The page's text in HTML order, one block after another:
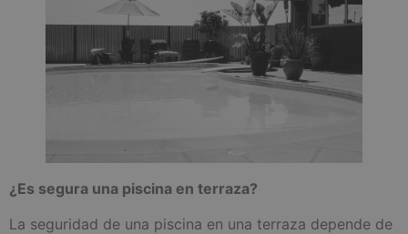
¿Es segura una piscina en terraza?
La seguridad de una piscina en una terraza depende de